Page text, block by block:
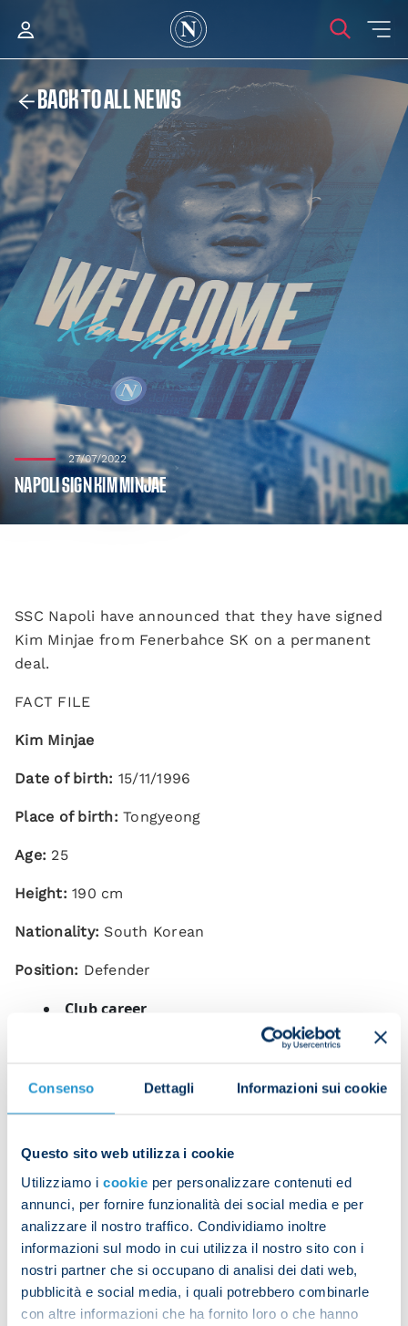
Consenso Dettagli Informazioni sui cookie
Questo sito web utilizza i cookie
Utilizziamo i cookie per personalizzare contenuti ed
annunci, per fornire funzionalità dei social media e per
analizzare il nostro traffico. Condividiamo inoltre
informazioni sul modo in cui utilizza il nostro sito con i
nostri partner che si occupano di analisi dei dati web,
pubblicità e social media, i quali potrebbero combinarle
con altre informazioni che ha fornito loro o che hanno
BACK TO ALL NEWS
27/07/2022
NAPOLI SIGN KIM MINJAE
SSC Napoli have announced that they have signed
Kim Minjae from Fenerbahce SK on a permanent
deal.
FACT FILE
Kim Minjae
Date of birth: 15/11/1996
Place of birth: Tongyeong
Age: 25
Height: 190 cm
Nationality: South Korean
Position: Defender
Club career
Season
appearances
Goals
April
Beijing
Sinobo
Guoan
2 0 0
2020
Beijing
Sinobo
Guoan
17 0 0